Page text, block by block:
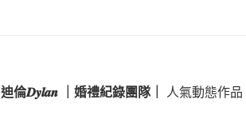
迪倫𝑫𝒚𝒍𝒂𝒏 ｜婚禮紀錄團隊｜ 人氣動態作品